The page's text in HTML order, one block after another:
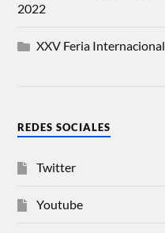
2022
XXV Feria
REDES SOCIALES
Twitter
Youtube